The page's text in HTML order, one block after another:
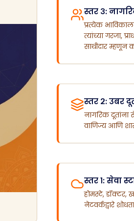
स्तर ३:
प्रत्येक
त्यांच्या गरजा,
साथीदार म्हणून
स्तर २: उबर
नागरिक दूतांना
वाणिज्य आणि
स्तर १: सेवा
होमस्टे, डॉक्टर,
नेटवर्कद्वारे